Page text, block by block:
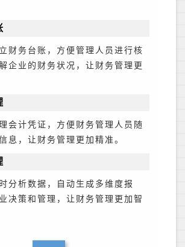
财务台账，方便管理人员进行核
企业的财务状况，让财务管理更
会计凭证，方便财务管理人员随
息，让财务管理更加精准。
分析数据，自动生成多维度报
决策和管理，让财务管理更加智